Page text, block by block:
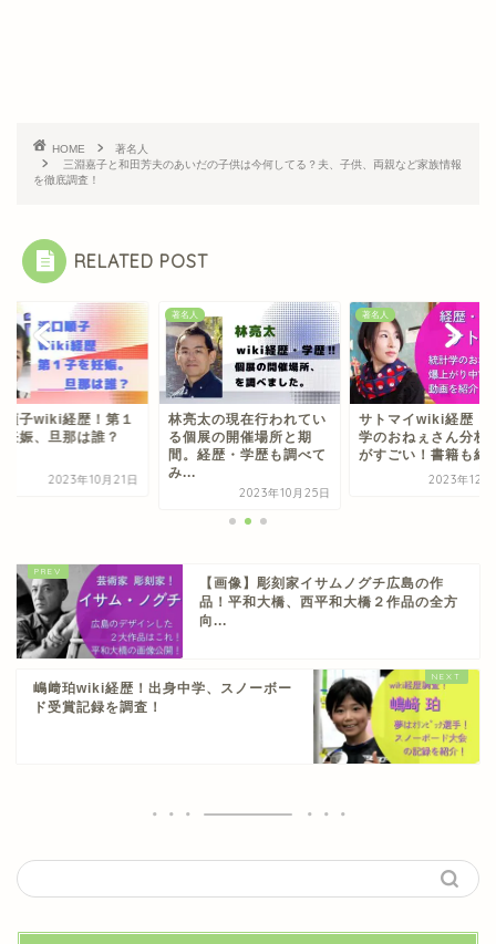
HOME
著名人
三淵嘉子と和田芳夫のあいだの子供は今何してる？夫、子供、両親など家族情報
を徹底調査！
RELATED POST
順子wiki経歴！第１
妊娠、旦那は誰？
2023年10月21日
著名人
林亮太の現在行われてい
る個展の開催場所と期
間。経歴・学歴も調べて
み...
2023年10月25日
著名人
サトマイwiki経歴！
学のおねぇさん分析
がすごい！書籍も紹
2023年12
【画像】彫刻家イサムノグチ広島の作
品！平和大橋、西平和大橋２作品の全方
向...
嶋﨑珀wiki経歴！出身中学、スノーボー
ド受賞記録を調査！